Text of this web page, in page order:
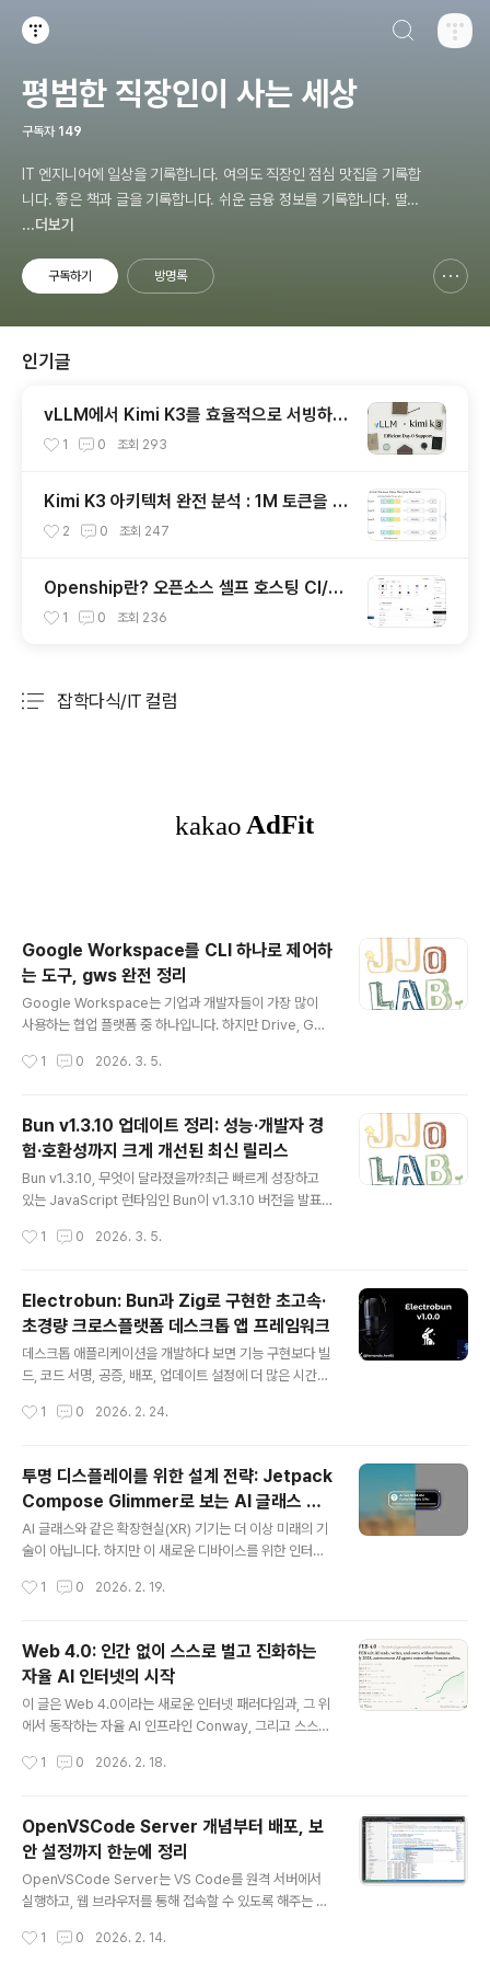
평범한 직장인이 사는 세상
구독자 149
IT 엔지니어에 일상을 기록합니다. 여의도 직장인 점심 맛집을 기록합
니다. 좋은 책과 글을 기록합니다. 쉬운 금융 정보를 기록합니다. 딸바
보 아빠의 주말 계획을 기록 합니다.
...더보기
구독하기 방명록
인기글
vLLM에서 Kimi K3를 효율적으로 서빙하는
방법과 주요 최적화 기술
1 0 조회 293
Kimi K3 아키텍처 완전 분석 : 1M 토큰을 구
현한 KDA, MoE, FlashKDA 그리고 Agen
2 0 조회 247
Openship란? 오픈소스 셀프 호스팅 CI/C
D 배포 플랫폼의 특징과 동작 방식
1 0 조회 236
잡학다식/IT 컬럼
Google Workspace를 CLI 하나로 제어하
는 도구, gws 완전 정리
Google Workspace는 기업과 개발자들이 가장 많이
사용하는 협업 플랫폼 중 하나입니다. 하지만 Drive, Gm
서비스를 자동화하거나 통합 관리하려면 여러 API와 도구
를 해결하기 위해 등장한 도구가 gws(Google Worksp
ace CLI) 입니다. gws는 Google Workspace의 다양
한 API를 단일 명령줄 인터페이스(CLI) 로 제어할 수 있도
록 설계된 도구로, 자동화 스크립트, AI 에이전트 연동, CI
환경까지 폭넓게 활용할 수 있습니다.특히 Google Disc
출력, A..
1 0 2026. 3. 5.
Bun v1.3.10 업데이트 정리: 성능·개발자 경
험·호환성까지 크게 개선된 최신 릴리스
Bun v1.3.10, 무엇이 달라졌을까?최근 빠르게 성장하고
있는 JavaScript 런타임인 Bun이 v1.3.10 버전을 발표
경험(Developer Experience), 성능, 플랫폼 호환성을
C39 표준 ES 데코레이터 완전 지원, Windows ARM64
지원 등 실질적으로 개발 환경에 큰 변화를 가져오는 기능
들이 포함되었습니다.이 글에서는 Bun v1.3.10에서 추가
된 주요 기능과 기술적 특징, 그리고 개발자가 얻을 수 있는
데이트1. Zig 기반으로 완..
1 0 2026. 3. 5.
Electrobun: Bun과 Zig로 구현한 초고속·
초경량 크로스플랫폼 데스크톱 앱 프레임워크
데스크톱 애플리케이션을 개발하다 보면 기능 구현보다 빌
드, 코드 서명, 공증, 배포, 업데이트 설정에 더 많은 시간을
면 복잡도는 더욱 높아집니다.Electrobun은 이러한 문제
로 네이티브 바인딩을 구성해 초고속 실행 환경과 경량 배
포 구조를 동시에 제공합니다. 이 글에서는 Electrobun의
구조, 기술적 특징, 배경, 지원 플랫폼, 그리고 기대 효과까
지 핵심만 정리해 살펴보겠습니다.Electrobun 개요: Bun
다음과 같은 구조를 기반으로 설계되었습니다.메인 ..
1 0 2026. 2. 24.
투명 디스플레이를 위한 설계 전략: Jetpack
Compose Glimmer로 보는 AI 글래스 UI
디자인의 핵심
AI 글래스와 같은 확장현실(XR) 기기는 더 이상 미래의 기
술이 아닙니다. 하지만 이 새로운 디바이스를 위한 인터페
근을 요구합니다. 화면이라는 ‘고정된 사각형’이 사라지고,
oid XR 환경을 위한 새로운 디자인 시스템인 Jetpack C
ompose Glimmer를 중심으로, 투명 디스플레이 기반
AI 글래스 인터페이스 설계의 배경과 과제, 그리고 이를 해
결하기 위한 핵심 원칙들을 정리합니다. 색상, 타이포그래
게 다시 정의했는지 살펴보겠습니다.1. 화면이 없는 인터페
1 0 2026. 2. 19.
Web 4.0: 인간 없이 스스로 벌고 진화하는
자율 AI 인터넷의 시작
이 글은 Web 4.0이라는 새로운 인터넷 패러다임과, 그 위
에서 동작하는 자율 AI 인프라인 Conway, 그리고 스스로
정리한 글입니다.지금의 AI는 생각하고 추론하며 생성할
Web 4.0은 이 한계를 깨고, AI가 인터넷의 ‘사용자’가 되
는 시대를 전제로 설계된 구조입니다.이 글에서는 다음을
다룹니다.왜 기존 인터넷은 AI의 자율성을 막고 있는가Co
nway가 무엇을 해결하는가Automaton은 어떻게 스스로
콜이 여는 머신 경제Web 4.0이 만드는 새로운 경제 질서
1 0 2026. 2. 18.
OpenVSCode Server 개념부터 배포, 보
안 설정까지 한눈에 정리
OpenVSCode Server는 VS Code를 원격 서버에서
실행하고, 웹 브라우저를 통해 접속할 수 있도록 해주는 프
라우드나 원격 환경에서도 동일한 개발 경험을 제공하는
1 0 2026. 2. 14.